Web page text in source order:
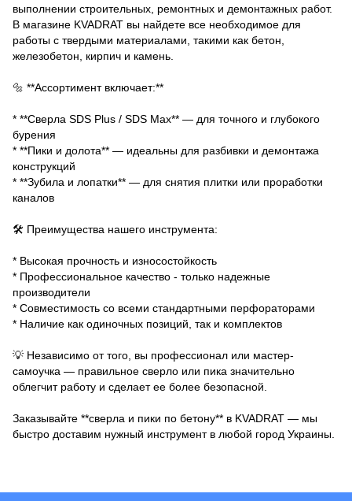
выполнении строительных, ремонтных и демонтажных работ.
В магазине KVADRAT вы найдете все необходимое для
работы с твердыми материалами, такими как бетон,
железобетон, кирпич и камень.
🔩 **Ассортимент включает:**
* **Сверла SDS Plus / SDS Max** — для точного и глубокого
бурения
* **Пики и долота** — идеальны для разбивки и демонтажа
конструкций
* **Зубила и лопатки** — для снятия плитки или проработки
каналов
🛠 Преимущества нашего инструмента:
* Высокая прочность и износостойкость
* Профессиональное качество - только надежные
производители
* Совместимость со всеми стандартными перфораторами
* Наличие как одиночных позиций, так и комплектов
💡 Независимо от того, вы профессионал или мастер-
самоучка — правильное сверло или пика значительно
облегчит работу и сделает ее более безопасной.
Заказывайте **сверла и пики по бетону** в KVADRAT — мы
быстро доставим нужный инструмент в любой город Украины.